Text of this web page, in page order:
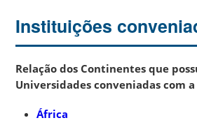
Instituições
Relação dos Continentes que
Universidades conveniadas com a
África